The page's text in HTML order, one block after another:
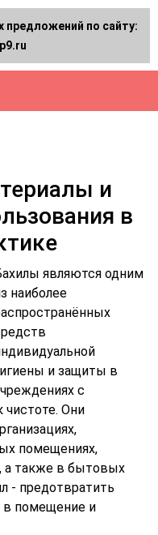
и
в
являются одним
наиболее
и защиты в
с
Они
помещениях,
а также в бытовых
- предотвратить
в помещение и
по сайту: